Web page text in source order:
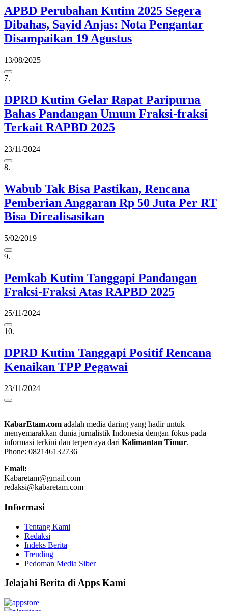
APBD Perubahan Kutim 2025 Segera
Dibahas, Sayid Anjas: Nota Pengantar
Disampaikan 19 Agustus
13/08/2025
7.
DPRD Kutim Gelar Rapat Paripurna
Bahas Pandangan Umum Fraksi-fraksi
Terkait RAPBD 2025
23/11/2024
8.
Wabub Tak Bisa Pastikan, Rencana
Pemberian Anggaran Rp 50 Juta Per RT
Bisa Direalisasikan
5/02/2019
9.
Pemkab Kutim Tanggapi Pandangan
Fraksi-Fraksi Atas RAPBD 2025
25/11/2024
10.
DPRD Kutim Tanggapi Positif Rencana
Kenaikan TPP Pegawai
23/11/2024
KabarEtam.com adalah media daring yang hadir untuk
menyemarakkan dunia jurnalistik Indonesia dengan fokus pada
informasi terkini dan terpercaya dari Kalimantan Timur.
Phone: 082146132736
Email:
Kabaretam@gmail.com
redaksi@kabaretam.com
Informasi
Tentang Kami
Redaksi
Indeks Berita
Trending
Pedoman Media Siber
Jelajahi Berita di Apps Kami